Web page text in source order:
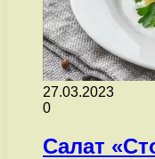
27.03.2023
0
Салат